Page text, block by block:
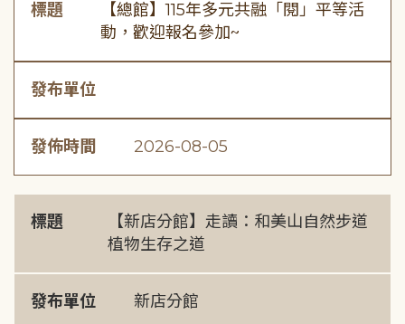
標題
【總館】115年多元共融「閱」平等活
動，歡迎報名參加~
發布單位
發佈時間 2026-08-05
標題
【新店分館】走讀：和美山自然步道
植物生存之道
發布單位 新店分館